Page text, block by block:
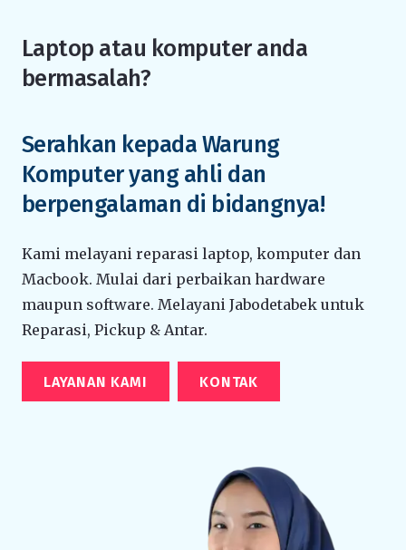
Laptop atau komputer anda
bermasalah?
Serahkan kepada Warung
Komputer yang ahli dan
berpengalaman di bidangnya!
Kami melayani reparasi laptop, komputer dan
Macbook. Mulai dari perbaikan hardware
maupun software. Melayani Jabodetabek untuk
Reparasi, Pickup & Antar.
LAYANAN KAMI KONTAK